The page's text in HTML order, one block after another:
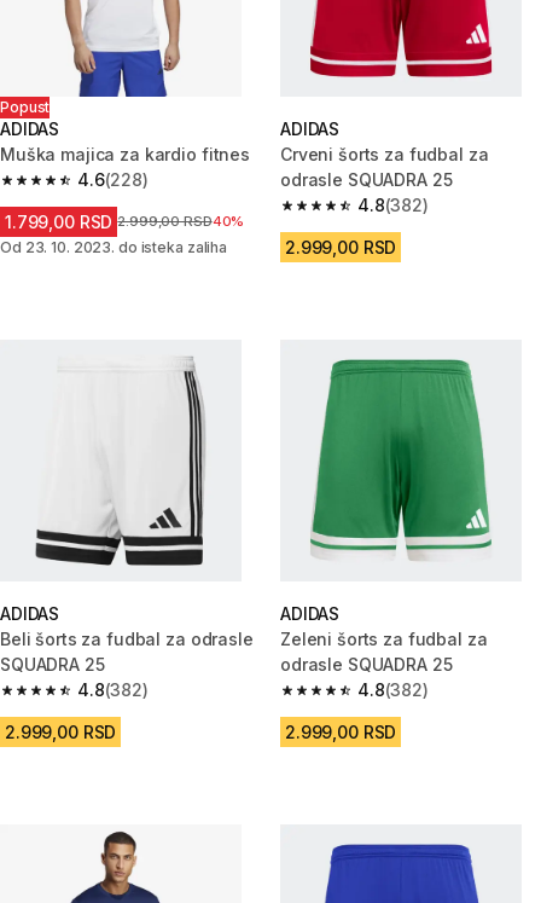
Popust
ADIDAS
Muška majica za kardio fitnes
4.6
4.6 od 5 zvezdica from 228 Recenzije
(228)
1.799,00 RSD Cena pre sniženja
2.999,00 RSD40%
Od 23. 10. 2023. do isteka zaliha
ADIDAS
Crveni šorts za fudbal za
odrasle SQUADRA 25
4.8
4.8 od 5 zvezdica from 382
(382)
2.999,00 RSD
ADIDAS
Beli šorts za fudbal za odrasle
SQUADRA 25
4.8
4.8 od 5 zvezdica from 382 Recenzije
(382)
2.999,00 RSD
ADIDAS
Zeleni šorts za fudbal za
odrasle SQUADRA 25
4.8
4.8 od 5 zvezdica from 382
(382)
2.999,00 RSD